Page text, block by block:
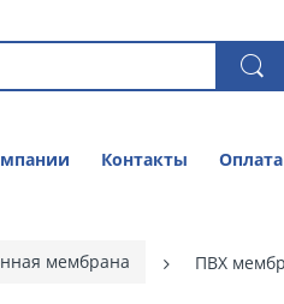
Контакты Оплата
мембрана ПВХ